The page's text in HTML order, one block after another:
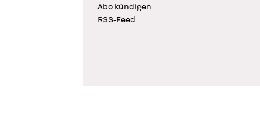
Abo kündigen
RSS-Feed